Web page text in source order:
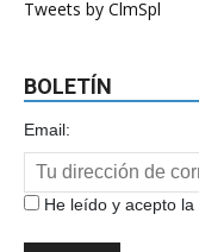
Tweets by ClmSpl
BOLETÍN
Email:
He leído y acepto la